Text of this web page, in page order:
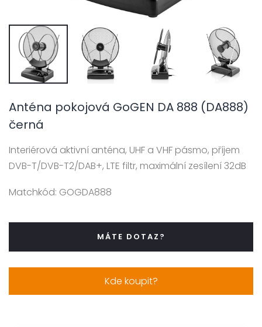
Anténa pokojová GoGEN DA 888 (DA888)
černá
Interiérová aktivní anténa, UHF a VHF pásmo, příjem
DVB-T/DVB-T2/DAB+, LTE filtr, maximální zesílení 32dB
Matchkód: GOGDA888
MÁTE DOTAZ?
Kde koupit?